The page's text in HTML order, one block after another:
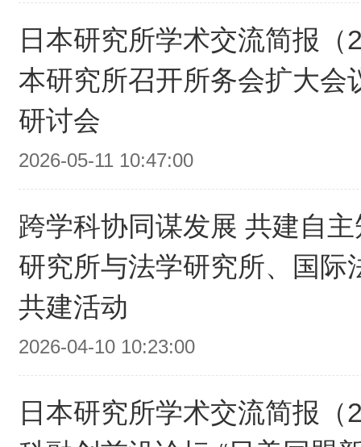
日本研究所学术交流简报（
本研究所召开所务会扩大会
研讨会
2026-05-11 10:47:00
跨学科协同谋发展 共建自
研究所与法学研究所、国际
共建活动
2026-04-10 10:23:00
日本研究所学术交流简报（